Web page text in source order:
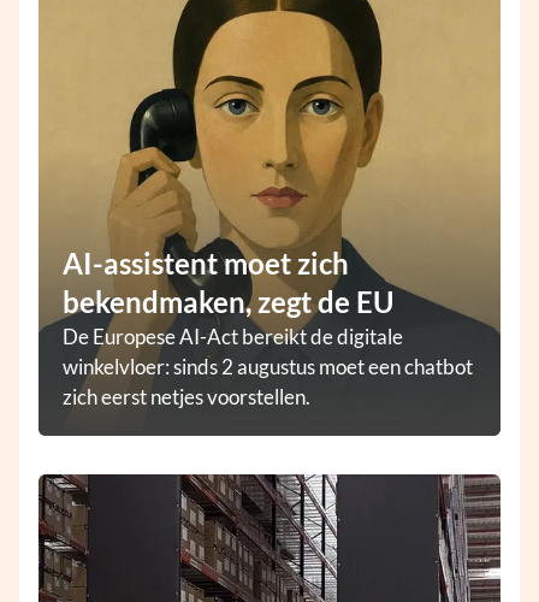
AI-assistent moet zich
bekendmaken, zegt de EU
De Europese AI-Act bereikt de digitale
winkelvloer: sinds 2 augustus moet een chatbot
zich eerst netjes voorstellen.